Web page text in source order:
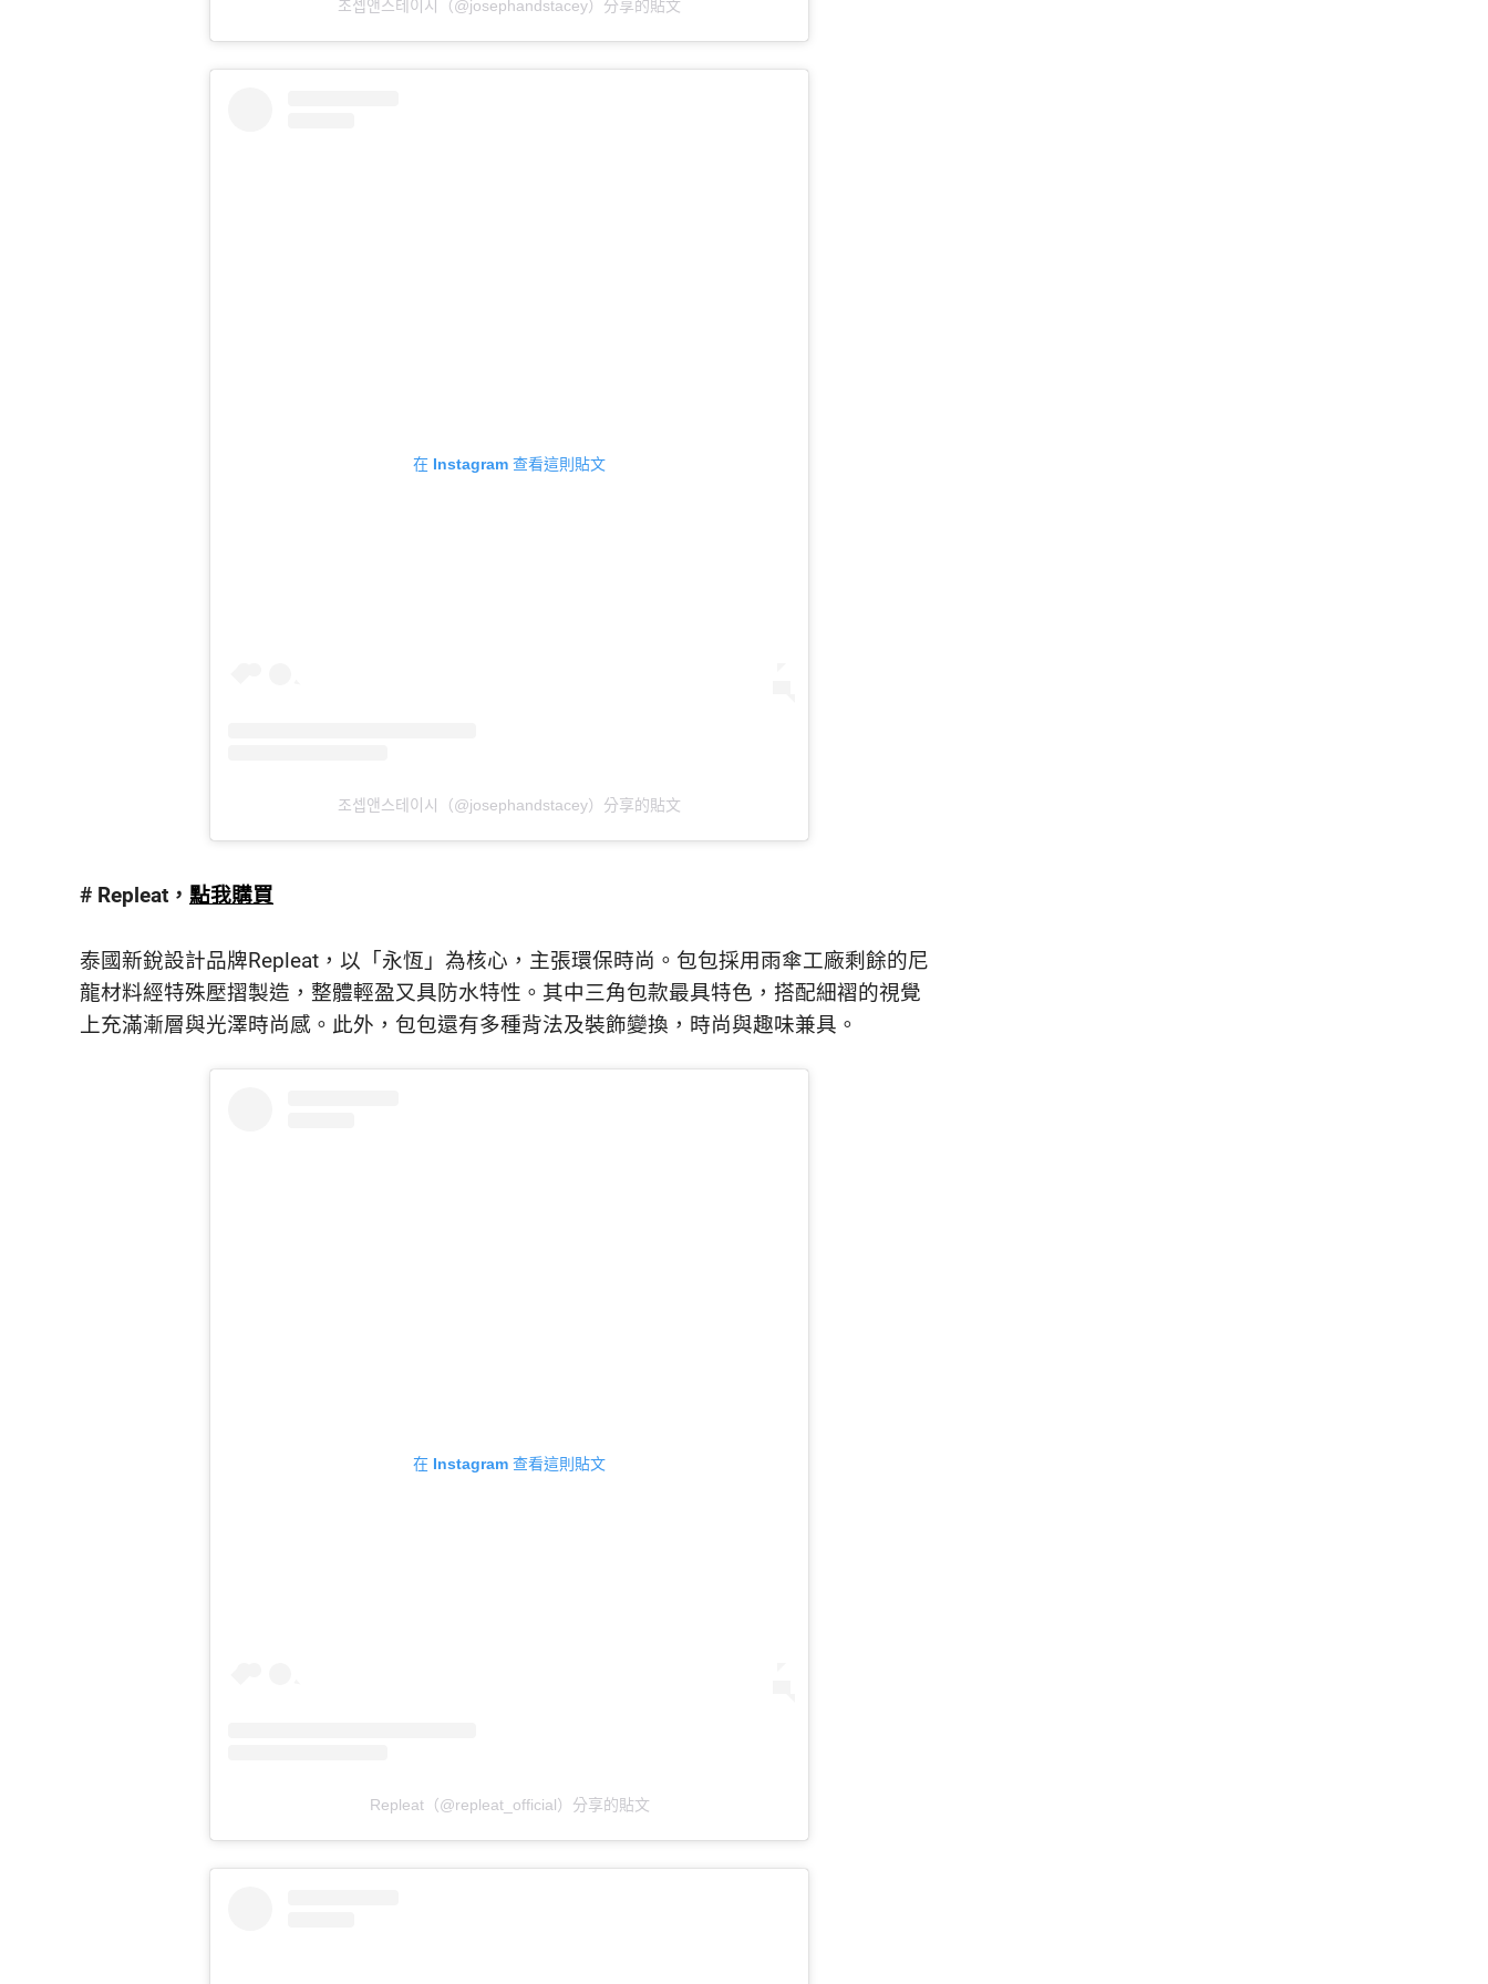
조셉앤스테이시（@josephandstacey）分享的貼文
在 Instagram 查看這則貼文
조셉앤스테이시（@josephandstacey）分享的貼文
# Repleat， 點我購買
泰國新銳設計品牌Repleat，以「永恆」為核心，主張環保時尚。包包採用雨傘工廠剩餘的尼
龍材料經特殊壓摺製造，整體輕盈又具防水特性。其中三角包款最具特色，搭配細褶的視覺
上充滿漸層與光澤時尚感。此外，包包還有多種背法及裝飾變換，時尚與趣味兼具。
在 Instagram 查看這則貼文
Repleat（@repleat_official）分享的貼文